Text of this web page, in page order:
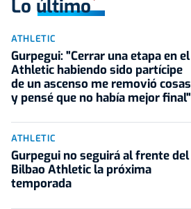
Lo último
ATHLETIC
Gurpegui: "Cerrar una etapa en el
Athletic habiendo sido partícipe
de un ascenso me removió cosas
y pensé que no había mejor final"
ATHLETIC
Gurpegui no seguirá al frente del
Bilbao Athletic la próxima
temporada